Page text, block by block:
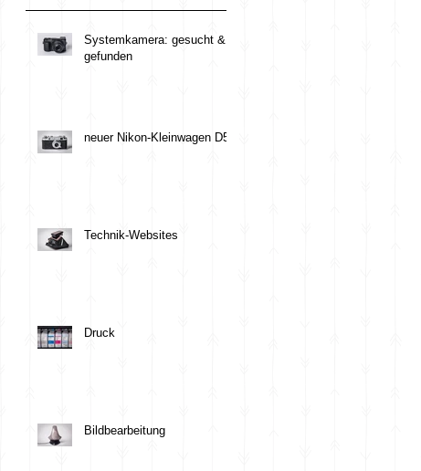
Systemkamera: gesucht &
gefunden
neuer Nikon-Kleinwagen D5
Technik-Websites
Druck
Bildbearbeitung